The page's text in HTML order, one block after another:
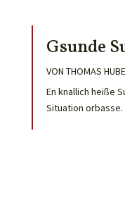
Gsunde
VON THOMAS
En knallich heiße
Situation orbasse.